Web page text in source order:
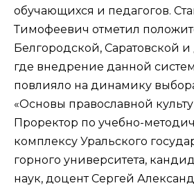
обучающихся и педагогов.
Тимофеевич отметил
Белгородской, Саратовской и
где внедрение данной
повлияло на динамику
«Основы православной
Проректор по учебно-
комплексу Уральского
горного университета,
наук, доцент Сергей